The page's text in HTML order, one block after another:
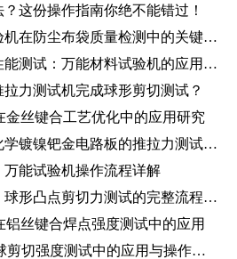
这份操作指南你绝不能错过！
深度解析：万能材料试验机在防尘布袋质量检测中的关键应用
复合材料夹层结构剪切性能测试：万能材料试验机的应用与标准解析
力测试机完成球形剪切测试？
金丝键合工艺优化中的应用研究
金丝键合可靠性优化：化学镀镍钯金电路板的推拉力测试分析
能试验机操作流程详解
推拉力测试机操作指南：球形凸点剪切力测试的完整流程与数据分析
铝丝键合焊点强度测试中的应用
推拉力测试机在BGA焊球剪切强度测试中的应用与操作指南